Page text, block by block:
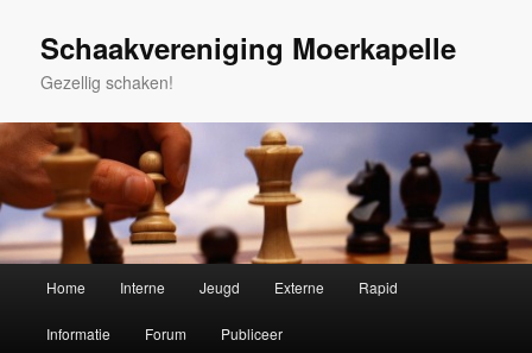
primaire
Schaakvereniging Moerkapelle
Gezellig schaken!
Home Interne Jeugd Externe Rapid
Informatie Forum Publiceer